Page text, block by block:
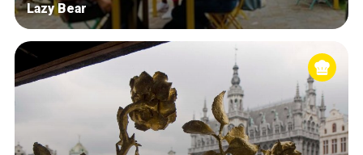
Lazy Bear